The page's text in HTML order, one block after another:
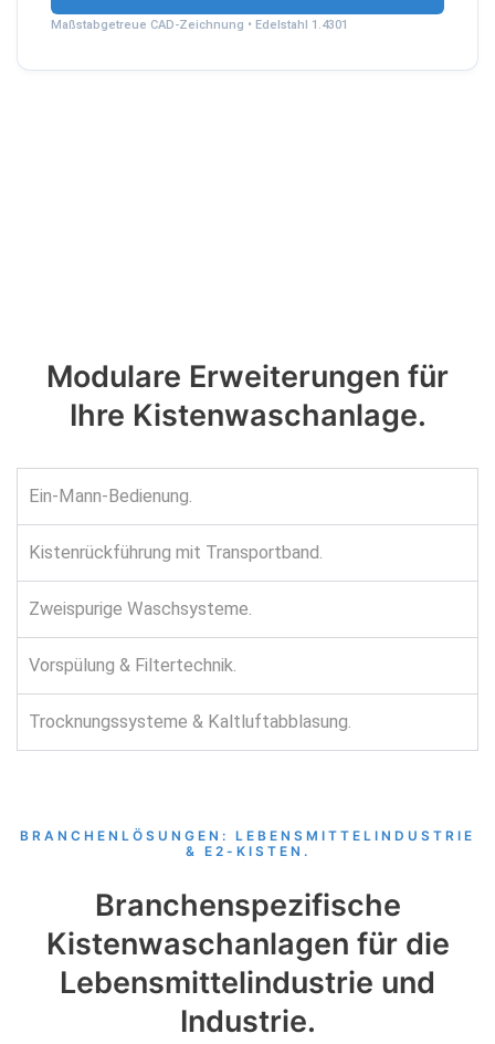
Maßstabgetreue CAD-Zeichnung • Edelstahl 1.4301
Modulare Erweiterungen für
Ihre Kistenwaschanlage.
Ein-Mann-Bedienung.
Kistenrückführung mit Transportband.
Zweispurige Waschsysteme.
Vorspülung & Filtertechnik.
Trocknungssysteme & Kaltluftabblasung.
BRANCHENLÖSUNGEN: LEBENSMITTELINDUSTRIE
& E2-KISTEN.
Branchenspezifische
Kistenwaschanlagen für die
Lebensmittelindustrie und
Industrie.